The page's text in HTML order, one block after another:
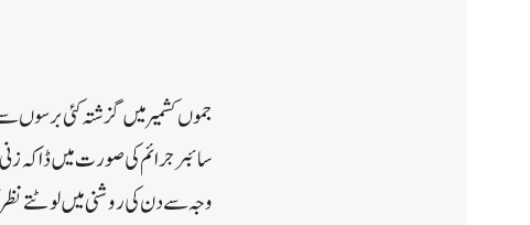
جموں کشمیر میں گزشتہ کئی برسوں
سائبر جرائم کی صورت میں ڈاکہ
وجہ سے دن کی روشنی میں لوٹتے